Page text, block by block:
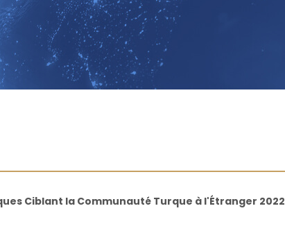
Ciblant la Communauté Turque à l'Étranger 2022